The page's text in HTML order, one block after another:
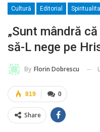
Cultură Editorial
„Sunt mândră
să-L nege pe
By Florin Dobrescu
0
819
Share